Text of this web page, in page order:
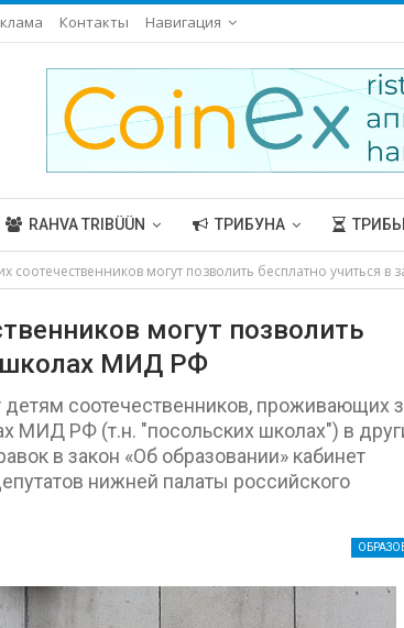
Контакты Навигация
RAHVA TRIBÜÜN ТРИБУНА
соотечественников могут позволить бесплатно учиться
могут позволить
МИД РФ
детям соотечественников, проживающих
МИД РФ (т.н. "посольских школах") в
в закон «Об образовании» кабинет
нижней палаты российского